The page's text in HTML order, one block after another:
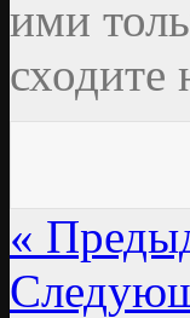
ими
сходите
«